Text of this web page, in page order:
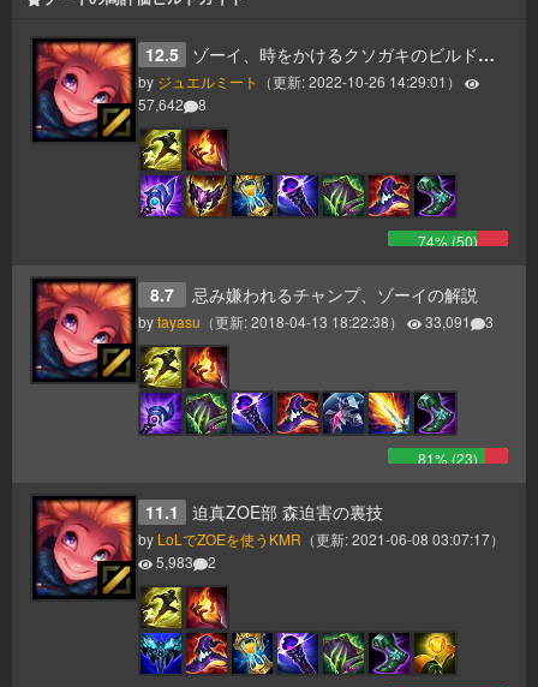
12.5 ゾーイ、時をかけるクソガキのビルドガイド ゾーイ対策と簡易マッチアップ
by ジュエルミート （更新:2022-10-26 14:29:01 ）
57,642
8
74% (50)
8.7 忌み嫌われるチャンプ、ゾーイの解説
bytayasu （更新:2018-04-13 18:22:38） 33,091 3
81% (23)
11.1 迫真ZOE部 森迫害の裏技
by LoLでZOEを使うKMR （更新:2021-06-08 03:07:17）
5,983
2